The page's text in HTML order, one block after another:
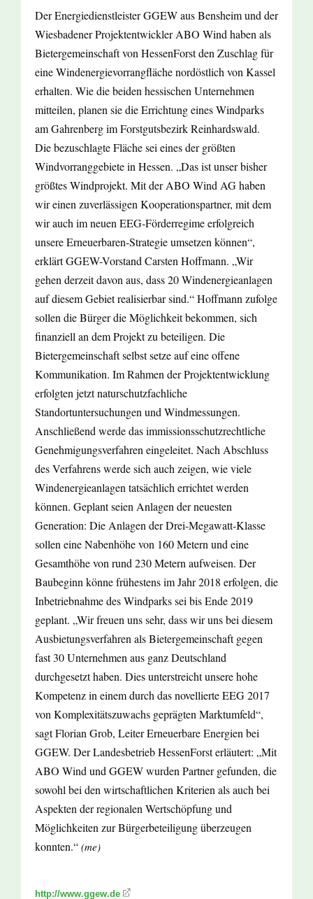
Der Energiedienstleister GGEW aus Bensheim und der
Wiesbadener Projektentwickler ABO Wind haben als
Bietergemeinschaft von HessenForst den Zuschlag für
eine Windenergievorrangfläche nordöstlich von Kassel
erhalten. Wie die beiden hessischen Unternehmen
mitteilen, planen sie die Errichtung eines Windparks
am Gahrenberg im Forstgutsbezirk Reinhardswald.
Die bezuschlagte Fläche sei eines der größten
Windvorranggebiete in Hessen. „Das ist unser bisher
größtes Windprojekt. Mit der ABO Wind AG haben
wir einen zuverlässigen Kooperationspartner, mit dem
wir auch im neuen EEG-Förderregime erfolgreich
unsere Erneuerbaren-Strategie umsetzen können“,
erklärt GGEW-Vorstand Carsten Hoffmann. „Wir
gehen derzeit davon aus, dass 20 Windenergieanlagen
auf diesem Gebiet realisierbar sind.“ Hoffmann zufolge
sollen die Bürger die Möglichkeit bekommen, sich
finanziell an dem Projekt zu beteiligen. Die
Bietergemeinschaft selbst setze auf eine offene
Kommunikation. Im Rahmen der Projektentwicklung
erfolgten jetzt naturschutzfachliche
Standortuntersuchungen und Windmessungen.
Anschließend werde das immissionsschutzrechtliche
Genehmigungsverfahren eingeleitet. Nach Abschluss
des Verfahrens werde sich auch zeigen, wie viele
Windenergieanlagen tatsächlich errichtet werden
können. Geplant seien Anlagen der neuesten
Generation: Die Anlagen der Drei-Megawatt-Klasse
sollen eine Nabenhöhe von 160 Metern und eine
Gesamthöhe von rund 230 Metern aufweisen. Der
Baubeginn könne frühestens im Jahr 2018 erfolgen, die
Inbetriebnahme des Windparks sei bis Ende 2019
geplant. „Wir freuen uns sehr, dass wir uns bei diesem
Ausbietungsverfahren als Bietergemeinschaft gegen
fast 30 Unternehmen aus ganz Deutschland
durchgesetzt haben. Dies unterstreicht unsere hohe
Kompetenz in einem durch das novellierte EEG 2017
von Komplexitätszuwachs geprägten Marktumfeld“,
sagt Florian Grob, Leiter Erneuerbare Energien bei
GGEW. Der Landesbetrieb HessenForst erläutert: „Mit
ABO Wind und GGEW wurden Partner gefunden, die
sowohl bei den wirtschaftlichen Kriterien als auch bei
Aspekten der regionalen Wertschöpfung und
Möglichkeiten zur Bürgerbeteiligung überzeugen
konnten.“ (me)
http://www.ggew.de